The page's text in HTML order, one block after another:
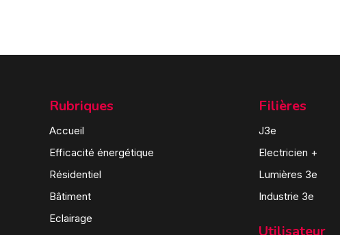
Rubriques
Accueil
Efficacité énergétique
Résidentiel
Bâtiment
Eclairage
Filières
J3e
Electricien +
Lumières 3e
Industrie 3e
Utilisateur